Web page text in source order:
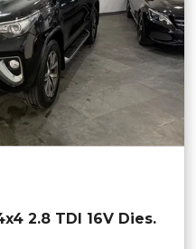
2.8 TDI 16V Dies.